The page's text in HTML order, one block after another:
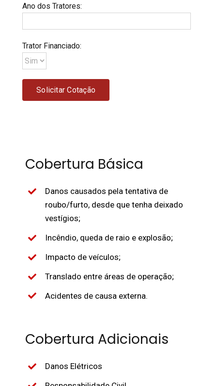
Ano dos Tratores:
Trator Financiado:
Cobertura Básica
Danos causados pela tentativa de
roubo/furto, desde que tenha deixado
vestígios;
Incêndio, queda de raio e explosão;
Impacto de veículos;
Translado entre áreas de operação;
Acidentes de causa externa.
Cobertura Adicionais
Danos Elétricos